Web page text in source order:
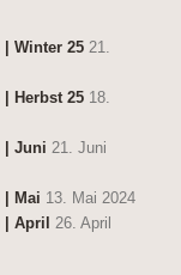
Winter 25 21.
Herbst 25 18.
| Juni 21. Juni
| Mai 13. Mai 2024
April
26. April